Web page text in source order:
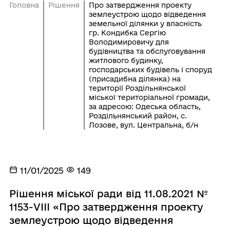
Головна Рішення
Про затвердження проекту
землеустрою щодо відведення
земельної ділянки у власність
гр. Кондибка Сергію
Володимировичу для
будівництва та обслуговування
житлового будинку,
господарських будівель і споруд
(присадибна ділянка) на
території Роздільнянської
міської територіальної громади,
за адресою: Одеська область,
Роздільнянський район, с.
Лозове, вул. Центральна, б/н
11/01/2025 149
Рішення міської ради від 11.08.2021 №
1153-VIII «Про затвердження проекту
землеустрою щодо відведення